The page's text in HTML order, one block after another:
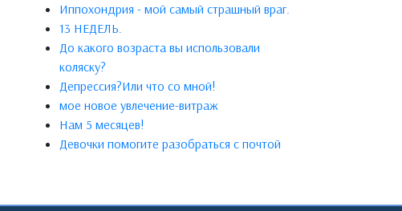
Иппохондрия - мой самый страшный враг.
13 НЕДЕЛЬ.
До какого возраста вы использовали
коляску?
Депрессия?Или что со мной!
мое новое увлечение-витраж
Нам 5 месяцев!
Девочки помогите разобраться с почтой